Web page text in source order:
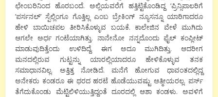
ಛೇಂಬರಿನಿಂದ ಹೊರಬಂದೆ. ಅಲ್ಲಿಯವರೆಗೆ ಹತ್ತಿಟ್ಟಿಕೊಂಡಿದ್ದ ‘ಪ್ರಿನ್ಸಿಪಾಲರಿಗೆ
’ಪರ್ಸನಲ್’ ಸ್ಪೆಲ್ಲಿಂಗೂ ಗೊತ್ತಿಲ್ಲ ಎಂಬ ಬ್ರೇಕಿಂಗ್ ನ್ಯೂಸನ್ನೂ ಯಾರಿಗಾದರೂ
ಹೇಳಿ ಬಾಯಿಚಪಲ ತೀರಿಸಿಕೊಳ್ಳುವ ಬಯಕೆ. ಕಾಲೇಜಿನ ವೇಳೆ ಮುಗಿದು
ಆಗಲೇ ಅರ್ಧ ಗಂಟೆಯಾಗಿತ್ತು. ನಾನೇನೋ ನನ್ನದೊಂದು ಫೈಲ್ ಕಂಪ್ಲೀಟ್
ಮಾಡುವುದಿತ್ತೆಂದು ಉಳಿದಿದ್ದೆ. ಈಗ ಅದೂ ಮುಗಿದಿತ್ತು. ಆದರೀಗ
ಮನದಲ್ಲಿರುವ ಗುಟ್ಟನ್ನು ಯಾರಲ್ಲಿಯಾದರೂ ಹೇಳಿಕೊಳ್ಳುವ ತನಕ
ಸಮಾಧಾನವಿಲ್ಲ. ಅತ್ತಿತ್ತ ನೋಡಿದೆ. ಮನೆಗೆ ಹೋಗುವ ಧಾವಂತದಲ್ಲಿದ್ದ
ಅನೇಕರು ಕಂಡರೂ ಈ ಥರದ ಹರಟೆ ಹೊಡೆಯುವಷ್ಟು ಆತ್ಮೀಯರಲ್ಲ. ಪರ್ಸ್
ತೆಗೆದುಕೊಂಡು ಮೆಟ್ಟಿಲಿಳಿಯುತ್ತಿದ್ದಂತೆ ದೂರದಲ್ಲಿ ಆಶಾ ಕಂಡಳು. ಅವಳಿಗೆ